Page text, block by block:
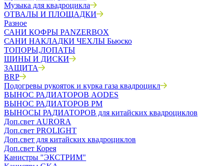
Музыка для квадроцикла
ОТВАЛЫ И ПЛОЩАДКИ
Разное
САНИ КОФРЫ PANZERBOX
САНИ НАКЛАДКИ ЧЕХЛЫ Бьюско
ТОПОРЫ,ЛОПАТЫ
ШИНЫ И ДИСКИ
ЗАЩИТА
BRP
Подогревы рукояток и курка газа квадроцикл
ВЫНОС РАДИАТОРОВ AODES
ВЫНОС РАДИАТОРОВ РМ
ВЫНОСЫ РАДИАТОРОВ для китайских квадроциклов
Доп.свет AURORA
Доп.свет PROLIGHT
Доп.свет для китайских квадроциклов
Доп.свет Корея
Канистры "ЭКСТРИМ"